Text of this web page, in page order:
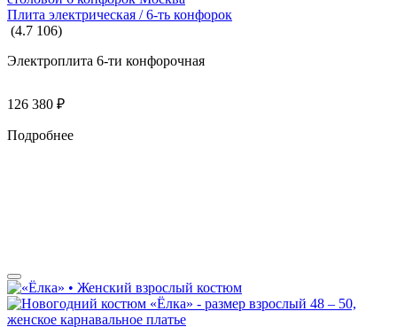
Плита электрическая / 6-ть конфорок
(4.7 106)
Электроплита 6-ти конфорочная
126 380 ₽
Подробнее